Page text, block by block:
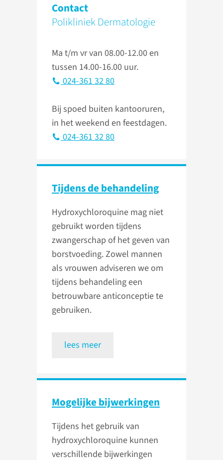
Contact
Polikliniek Dermatologie
Ma t/m vr van 08.00-12.00 en
tussen 14.00-16.00 uur.
024-361 32 80
Bij spoed buiten kantooruren,
in het weekend en feestdagen.
024-361 32 80
Tijdens de behandeling
Hydroxychloroquine mag niet
gebruikt worden tijdens
zwangerschap of het geven van
borstvoeding. Zowel mannen
als vrouwen adviseren we om
tijdens behandeling een
betrouwbare anticonceptie te
gebruiken.
lees meer
Mogelijke bijwerkingen
Tijdens het gebruik van
hydroxychloroquine kunnen
verschillende bijwerkingen